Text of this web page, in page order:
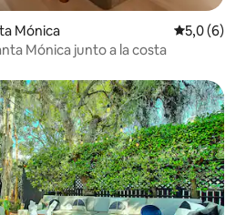
Mónica
5,0 (6)
Mónica junto a la costa